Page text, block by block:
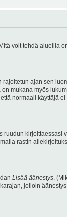
voit tehdä alueilla
rajoitetun ajan sen
mukana myös
normaali käyttäjä
ruudun kirjoittaessasi
rastin
Lisää äänestys.
jolloin